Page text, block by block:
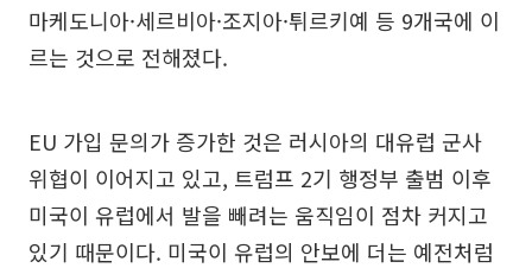
마케도니아·세르비아·조지아·튀르키예 등 9개국에 이
르는 것으로 전해졌다.
EU 가입 문의가 증가한 것은 러시아의 대유럽 군사
위협이 이어지고 있고, 트럼프 2기 행정부 출범 이후
미국이 유럽에서 발을 빼려는 움직임이 점차 커지고
있기 때문이다. 미국이 유럽의 안보에 더는 예전처럼